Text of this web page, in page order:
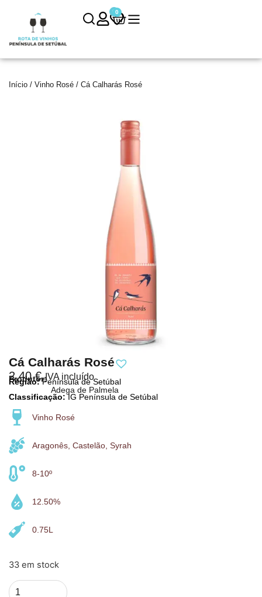
00
Início / Vinho Rosé / Cá Calharás Rosé
Cá Calharás Rosé
2,40€ IVA incluído
Adega de Palmela
Produtor:
Região:Península de Setúbal
Classificação:IG Península de Setúbal
Vinho Rosé
Aragonês, Castelão, Syrah
8-10º
12.50%
0.75L
33 em stock